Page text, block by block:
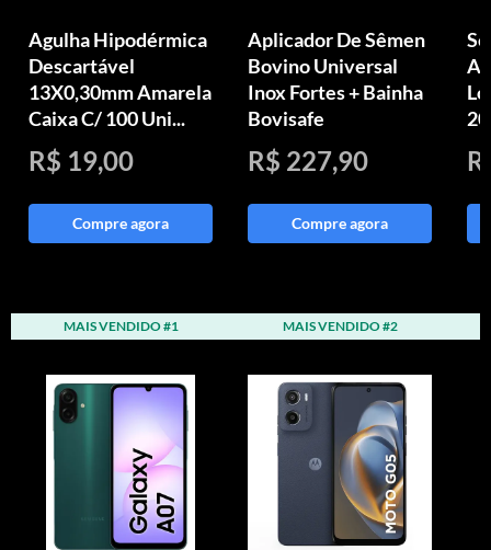
Agulha Hipodérmica
Descartável
13X0,30mm Amarela
Caixa C/ 100 Uni...
R$ 19,00
Compre agora
Aplicador De Sêmen
Bovino Universal
Inox Fortes + Bainha
Bovisafe
R$ 227,90
Compre agora
MAIS VENDIDO #1 MAIS VENDIDO #2